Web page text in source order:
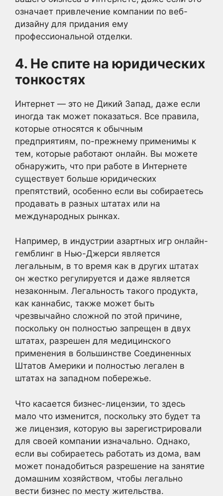
означает привлечение компании по веб-
дизайну для придания ему
профессиональной отделки.
4. Не спите на юридических
тонкостях
Интернет — это не Дикий Запад, даже если
иногда так может показаться. Все правила,
которые относятся к обычным
предприятиям, по-прежнему применимы к
тем, которые работают онлайн. Вы можете
обнаружить, что при работе в Интернете
существует больше юридических
препятствий, особенно если вы собираетесь
продавать в разных штатах или на
международных рынках.
Например, в индустрии азартных игр онлайн-
гемблинг в Нью-Джерси является
легальным, в то время как в других штатах
он жестко регулируется и даже является
незаконным. Легальность такого продукта,
как каннабис, также может быть
чрезвычайно сложной по этой причине,
поскольку он полностью запрещен в двух
штатах, разрешен для медицинского
применения в большинстве Соединенных
Штатов Америки и полностью легален в
штатах на западном побережье.
Что касается бизнес-лицензии, то здесь
мало что изменится, поскольку это будет та
же лицензия, которую вы зарегистрировали
для своей компании изначально. Однако,
если вы собираетесь работать из дома, вам
может понадобиться разрешение на занятие
домашним хозяйством, чтобы легально
вести бизнес по месту жительства.